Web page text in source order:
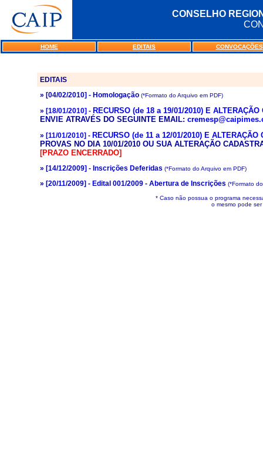
CONSELHO
HOME EDITAIS CONVOCAÇÕES
EDITAIS
» [04/02/2010] - Homologação (*Formato do Arquivo em PDF)
» [18/01/2010] - RECURSO (de 18 a 19/01/2010) E
ENVIE ATRAVÉS DO SEGUINTE EMAIL:
» [11/01/2010] - RECURSO (de 11 a 12/01/2010) E
PROVAS NO DIA 10/01/2010 OU SUA ALTERAÇÃO
[PRAZO ENCERRADO]
» [14/12/2009] - Inscrições Deferidas (*Formato do Arquivo em PDF)
» [20/11/2009] - Edital 001/2009 - Abertura de Inscrições (*Formato
* Caso não possua o programa
o mesmo pode